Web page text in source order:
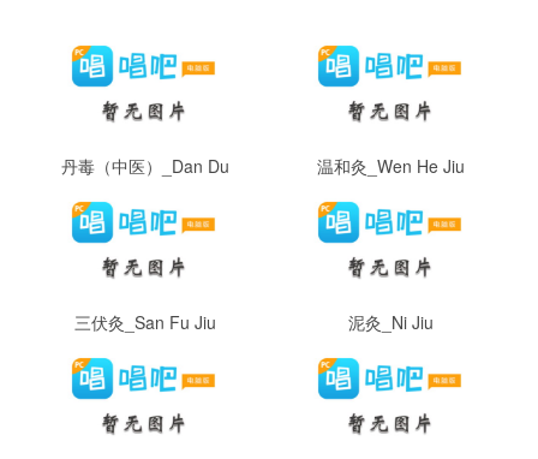
丹毒（中医）_Dan Du 温和灸_Wen He Jiu
三伏灸_San Fu Jiu 泥灸_Ni Jiu